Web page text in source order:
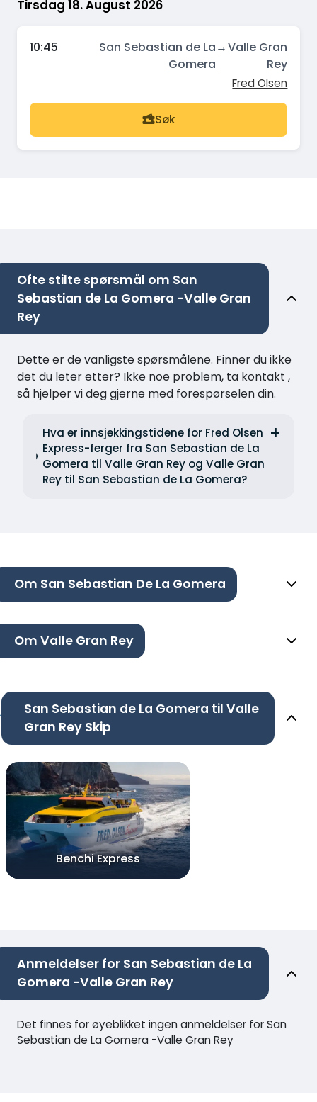
Tirsdag 18. August 2026
10:45
San Sebastian de La
Gomera
→Valle Gran
Rey
Fred Olsen
Søk
Ofte stilte spørsmål om San
Sebastian de La Gomera -Valle Gran
Rey
Dette er de vanligste spørsmålene. Finner du ikke
det du leter etter? Ikke noe problem, ta kontakt ,
så hjelper vi deg gjerne med forespørselen din.
Hva er innsjekkingstidene for Fred Olsen
Express-ferger fra San Sebastian de La
Gomera til Valle Gran Rey og Valle Gran
Rey til San Sebastian de La Gomera?
Om San Sebastian De La Gomera
Om Valle Gran Rey
San Sebastian de La Gomera til Valle
Gran Rey Skip
Benchi Express
Anmeldelser for San Sebastian de La
Gomera -Valle Gran Rey
Det finnes for øyeblikket ingen anmeldelser for San
Sebastian de La Gomera -Valle Gran Rey